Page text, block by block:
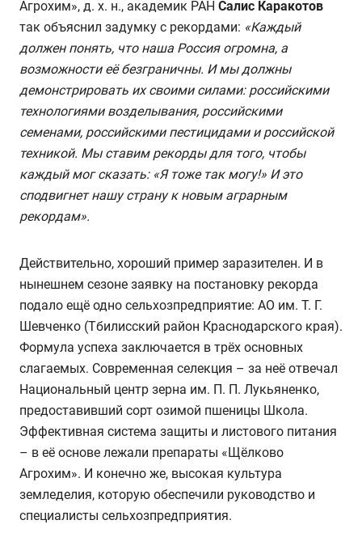
Агрохим», д. х. н., академик РАН Салис Каракотов
так объяснил задумку с рекордами: «Каждый
должен понять, что наша Россия огромна, а
возможности её безграничны. И мы должны
демонстрировать их своими силами: российскими
технологиями возделывания, российскими
семенами, российскими пестицидами и российской
техникой. Мы ставим рекорды для того, чтобы
каждый мог сказать: «Я тоже так могу!» И это
сподвигнет нашу страну к новым аграрным
рекордам».
Действительно, хороший пример заразителен. И в
нынешнем сезоне заявку на постановку рекорда
подало ещё одно сельхозпредприятие: АО им. Т. Г.
Шевченко (Тбилисский район Краснодарского края).
Формула успеха заключается в трёх основных
слагаемых. Современная селекция – за неё отвечал
Национальный центр зерна им. П. П. Лукьяненко,
предоставивший сорт озимой пшеницы Школа.
Эффективная система защиты и листового питания
– в её основе лежали препараты «Щёлково
Агрохим». И конечно же, высокая культура
земледелия, которую обеспечили руководство и
специалисты сельхозпредприятия.